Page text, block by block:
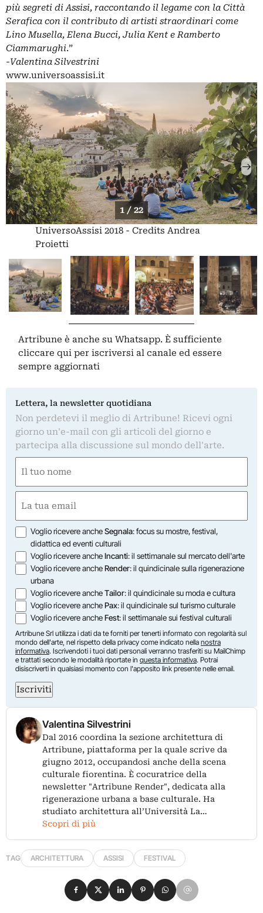
più segreti di Assisi, raccontando il legame con la Città
Serafica con il contributo di artisti straordinari come
Lino Musella, Elena Bucci, Julia Kent e Ramberto
Ciammarughi.”
-Valentina Silvestrini
www.universoassisi.it
1 / 22
UniversoAssisi 2018 - Credits Andrea
Proietti
Artribune è anche su Whatsapp. È sufficiente
cliccare qui per iscriversi al canale ed essere
sempre aggiornati
Lettera, la newsletter quotidiana
Non perdetevi il meglio di Artribune! Ricevi ogni
giorno un'e-mail con gli articoli del giorno e
partecipa alla discussione sul mondo dell'arte.
(Required)
First
(Required)
Opzioni
Voglio ricevere ancheSegnala: focus su mostre, festival,
didattica ed eventi culturali
Voglio ricevere ancheIncanti: il settimanale sul mercato dell'arte
Voglio ricevere ancheRender: il quindicinale sulla rigenerazione
urbana
Voglio ricevere ancheTailor: il quindicinale su moda e cultura
Voglio ricevere anchePax: il quindicinale sul turismo culturale
Voglio ricevere ancheFest: il settimanale sui festival culturali
Artribune Srl utilizza i dati da te forniti per tenerti informato con regolarità sul
mondo dell'arte, nel rispetto della privacy come indicato nella nostra
informativa. Iscrivendoti i tuoi dati personali verranno trasferiti su MailChimp
e trattati secondo le modalità riportate in questa informativa. Potrai
disiscriverti in qualsiasi momento con l'apposito link presente nelle email.
Iscriviti
Valentina Silvestrini
Dal 2016 coordina la sezione architettura di
Artribune, piattaforma per la quale scrive da
giugno 2012, occupandosi anche della scena
culturale fiorentina. È cocuratrice della
newsletter "Artribune Render", dedicata alla
rigenerazione urbana a base culturale. Ha
studiato architettura all’Università La…
Scopri di più
TAG ARCHITETTURA ASSISI FESTIVAL
Condividi su Facebook
Condividi su X
Condividi su LinkedIn
Condividi su Pinterest
Condividi su WhatsApp
Condividi su Email